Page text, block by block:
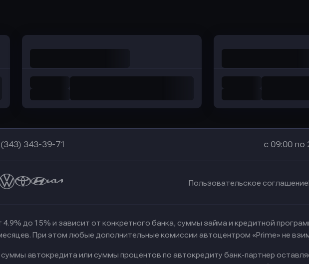
343-39-71 с 09:00 по
Пользовательское соглашение
4.9% до 15% и зависит от конкретного банка, суммы займа и кредитной
При этом любые дополнительные комиссии автоцентром «Prime» не
автокредита или суммы процентов по автокредиту банк-партнер